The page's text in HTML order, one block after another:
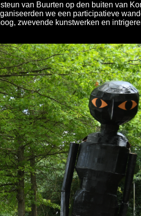
van Buurten op den buiten van
we een participatieve
zwevende kunstwerken en